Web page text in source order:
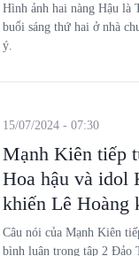
Hình ảnh hai nàng Hậu là
buổi sáng thứ hai ở nhà
ý.
Mạnh Kiên tiếp
Hoa hậu và idol
khiến Lê Hoàng
15/07/2024 - 07:30
Câu nói của Mạnh Kiên
bình luận trong tập 2 Đảo